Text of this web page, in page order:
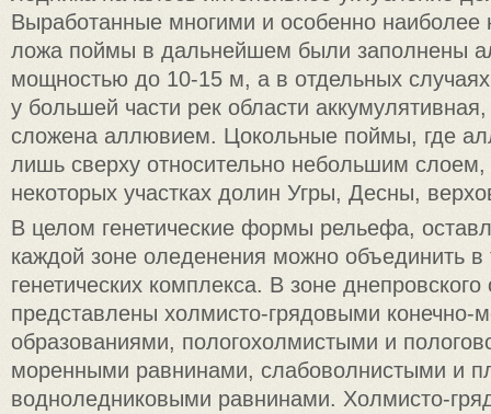
Выработанные многими и особенно наиболее
ложа поймы в дальнейшем были заполнены
мощностью до 10-15 м, а в отдельных
у большей части рек области
сложена аллювием. Цокольные поймы, где
лишь сверху относительно небольшим слоем,
некоторых участках долин Угры, Десны,
В целом генетические формы рельефа,
каждой зоне оледенения можно объединить в
генетических комплекса. В зоне
представлены холмисто-грядовыми конечно-
образованиями, пологохолмистыми и
моренными равнинами, слабоволнистыми и
водноледниковыми равнинами. Холмисто-